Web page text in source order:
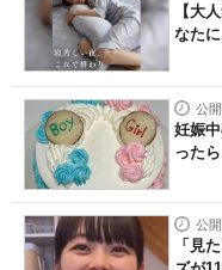
【大
なたに
公
妊娠
った
公
「見